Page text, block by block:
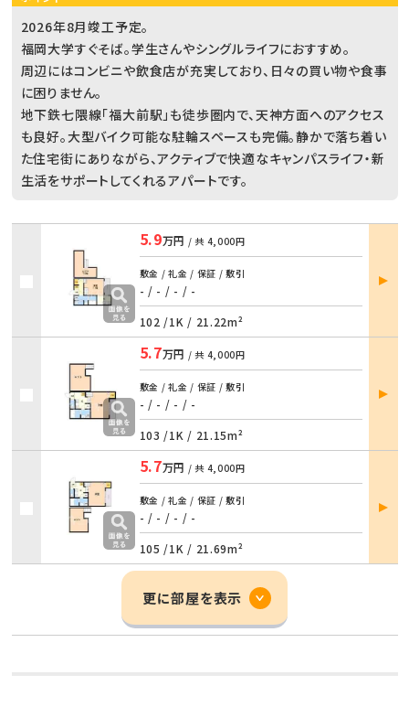
2026年8月竣工予定。
福岡大学すぐそば。学生さんやシングルライフにおすすめ。
周辺にはコンビニや飲食店が充実しており、日々の買い物や食事
に困りません。
地下鉄七隈線「福大前駅」も徒歩圏内で、天神方面へのアクセス
も良好。大型バイク可能な駐輪スペースも完備。静かで落ち着い
た住宅街にありながら、アクティブで快適なキャンパスライフ・新
生活をサポートしてくれるアパートです。
5.9万円 / 共 4,000円
敷金 / 礼金 / 保証 / 敷引
- / - / - / -
102 /1K / 21.22m²
部屋
詳細
5.7万円 / 共 4,000円
敷金 / 礼金 / 保証 / 敷引
- / - / - / -
103 /1K / 21.15m²
部屋
詳細
5.7万円 / 共 4,000円
敷金 / 礼金 / 保証 / 敷引
- / - / - / -
105 /1K / 21.69m²
部屋
詳細
更に部屋を表示